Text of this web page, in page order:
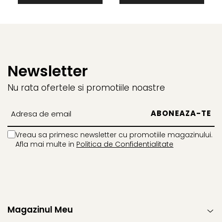
Newsletter
Nu rata ofertele si promotiile noastre
Vreau sa primesc newsletter cu promotiile magazinului.
Afla mai multe in Politica de Confidentialitate
Magazinul Meu